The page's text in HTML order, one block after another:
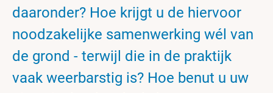
daaronder? Hoe krijgt u de hiervoor
noodzakelijke samenwerking wél van
de grond - terwijl die in de praktijk
vaak weerbarstig is? Hoe benut u uw